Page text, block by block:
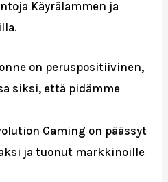
Käyrälammen ja
on peruspositiivinen,
siksi, että pidämme
Gaming on päässyt
ja tuonut markkinoille